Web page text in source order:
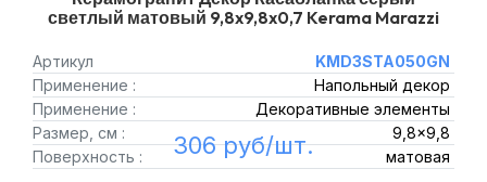
светлый матовый 9,8x9,8x0,7 Kerama Marazzi
Артикул
KMD3STA050GN
Применение :
Напольный декор
Применение :
Декоративные элементы
Размер, см :
9,8x9,8
Поверхность :
матовая
306 руб/шт.